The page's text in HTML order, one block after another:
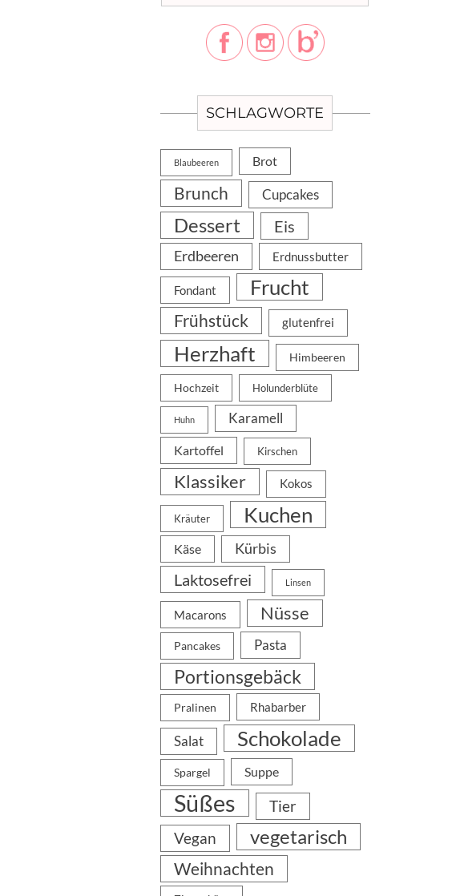
SCHLAGWORTE
Blaubeeren Brot
Brunch Cupcakes
Dessert Eis
Erdbeeren Erdnussbutter
Fondant Frucht
Frühstück glutenfrei
Herzhaft Himbeeren
Hochzeit Holunderblüte
Huhn Karamell
Kartoffel Kirschen
Klassiker Kokos
Kräuter Kuchen
Käse Kürbis
Laktosefrei Linsen
Macarons Nüsse
Pancakes Pasta
Portionsgebäck
Pralinen Rhabarber
Salat Schokolade
Spargel Suppe
Süßes
Tier
Vegan
vegetarisch
Weihnachten